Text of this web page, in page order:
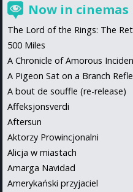
Now in cinemas
The Lord of the Rings: The
500 Miles
A Chronicle of Amorous
A Pigeon Sat on a Branch
A bout de souffle (re-release)
Affeksjonsverdi
Aftersun
Aktorzy Prowincjonalni
Alicja w miastach
Amarga Navidad
Amerykański przyjaciel